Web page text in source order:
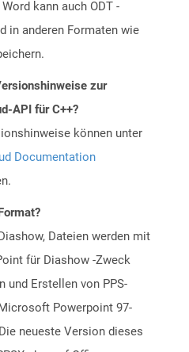
kann auch ODT -
in anderen Formaten wie
zur
API für C++?
können unter
Documentation
Dateien werden mit
für Diashow -Zweck
und Erstellen von PPS-
Powerpoint 97-
neueste Version dieses